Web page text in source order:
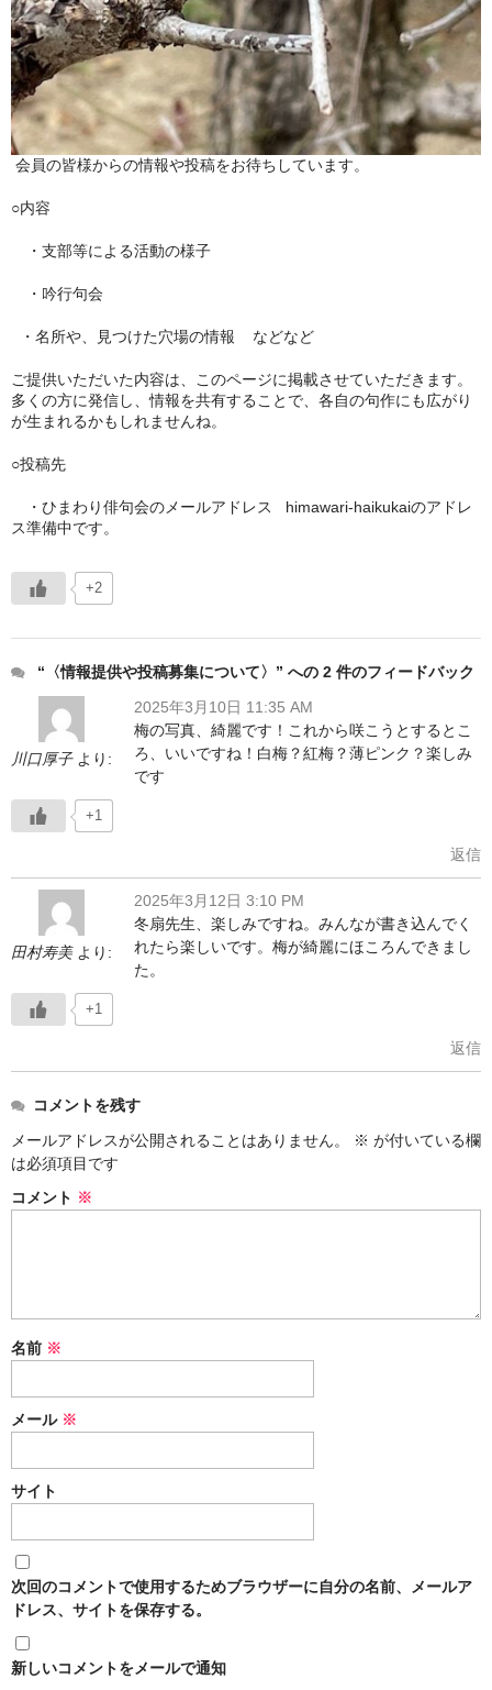
徳島吟行案内編集室
アゴラ（新しい俳句の為に）
会員の皆様からの情報や投稿をお待ちしています。
○内容
・支部等による活動の様子
・吟行句会
・名所や、見つけた穴場の情報 などなど
ご提供いただいた内容は、このページに掲載させていただきます。
多くの方に発信し、情報を共有することで、各自の句作にも広がり
が生まれるかもしれませんね。
○投稿先
・ひまわり俳句会のメールアドレス himawari-haikukaiのアドレ
ス準備中です。
+2
“〈情報提供や投稿募集について〉” への 2 件のフィードバック
川口厚子 より:
2025年3月10日 11:35 AM
梅の写真、綺麗です！これから咲こうとするとこ
ろ、いいですね！白梅？紅梅？薄ピンク？楽しみ
です
+1
返信
田村寿美 より:
2025年3月12日 3:10 PM
冬扇先生、楽しみですね。みんなが書き込んでく
れたら楽しいです。梅が綺麗にほころんできまし
た。
+1
返信
コメントを残す
メールアドレスが公開されることはありません。
※ が付いている欄
は必須項目です
コメント ※
名前 ※
メール ※
サイト
次回のコメントで使用するためブラウザーに自分の名前、メールア
ドレス、サイトを保存する。
新しいコメントをメールで通知